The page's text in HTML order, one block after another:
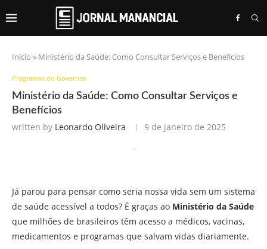
Início » Ministério da Saúde: Como Consultar Serviços e Benefícios
Programas do Governos
Ministério da Saúde: Como Consultar Serviços e
Benefícios
written by Leonardo Oliveira 9 de janeiro de 2025
Já parou para pensar como seria nossa vida sem um sistema
de saúde acessível a todos? É graças ao Ministério da Saúde
que milhões de brasileiros têm acesso a médicos, vacinas,
medicamentos e programas que salvam vidas diariamente.